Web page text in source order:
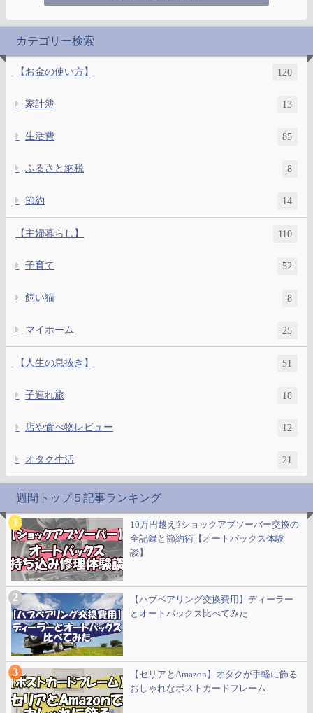
カテゴリー検索
【お金の使い方】 120
家計簿 13
生活費 85
ふるさと納税 8
節約 14
【主婦暮らし】 110
子育て 52
飼い猫 8
マイホーム 25
【人生の息抜き】 51
子連れ旅 18
店や食べ物レビュー 12
オタク生活 21
週間トップ５記事ランキング
10万円越え⁉ショックアブソーバー交換の
全記録と節約術【オートバックス体験
談】
【ハブベアリング交換費用】ディーラー
とオートバックス比べてみた
【セリアとAmazon】オタクが手軽に飾る
おしゃれなポストカードフレーム